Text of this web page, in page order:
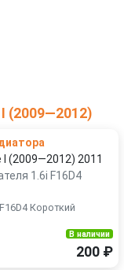
(2009—2012)
I (2009—2012) 2011
1.6i F16D4
Короткий
В наличии
200 ₽